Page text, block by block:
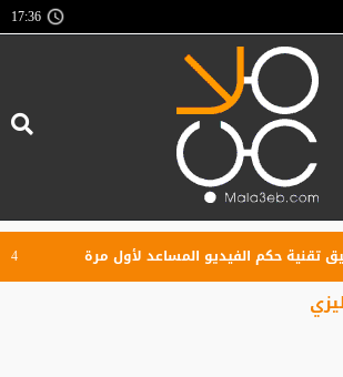
17:36
حكم الفيديو المساعد لأول مرة